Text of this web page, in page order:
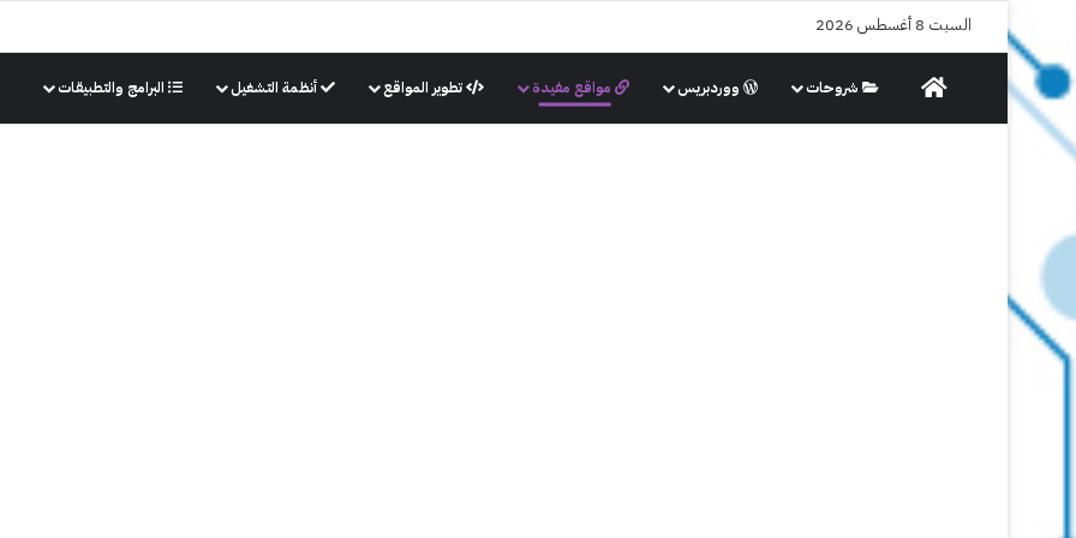
السبت 8 أغسطس 2026
الرئيسية شروحات ووردبريس مواقع مفيدة تطوير المواقع أنظمة التشغيل البرامج والتطبيقات